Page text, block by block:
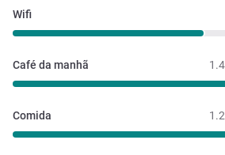
Wifi
Café da manhã
Comida